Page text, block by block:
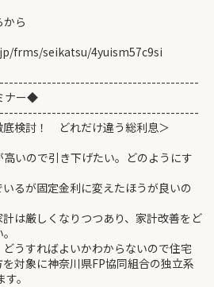
らから
frms/seikatsu/4yuism57c9si
ナー◆
検討！ どれだけ違う総利息＞
高いので引き下げたい。どのようにす
るが固定金利に変えたほうが良いの
計は厳しくなりつつあり、家計改善をど
うすればよいかわからないので住宅
対象に神奈川県FP協同組合の独立系
。